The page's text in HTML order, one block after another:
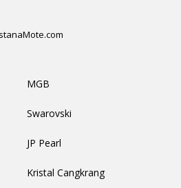
MGB
Swarovski
JP Pearl
Kristal Cangkrang